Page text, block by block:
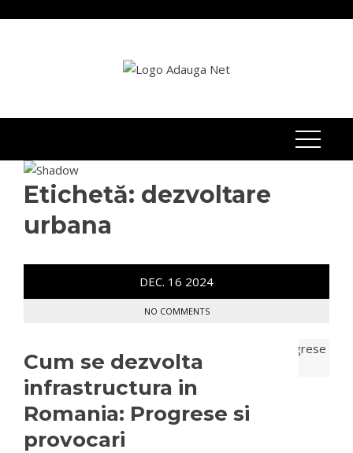
Etichetă: dezvoltare
urbana
DEC. 16 2024
NO COMMENTS
Cum se dezvolta
infrastructura in
Romania: Progrese si
provocari